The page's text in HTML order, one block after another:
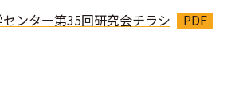
ンター第35回研究会チラシ